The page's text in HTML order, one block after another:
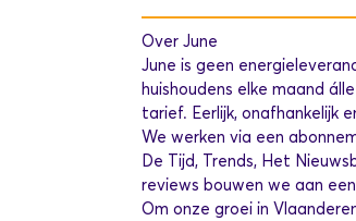
Over June
June is geen
huishoudens elke maand
tarief. Eerlijk, onafhankelijk
We werken via een
De Tijd, Trends, Het
reviews bouwen we aan
Om onze groei in